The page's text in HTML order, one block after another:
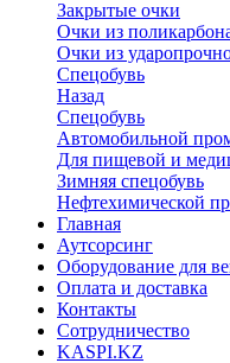
Закрытые очки
Очки из
Очки из
Спецобувь
Назад
Спецобувь
Автомобильной
Для пищевой и
Зимняя спецобувь
Нефтехимической
Главная
Аутсорсинг
Оборудование для
Оплата и доставка
Контакты
Сотрудничество
KASPI.KZ